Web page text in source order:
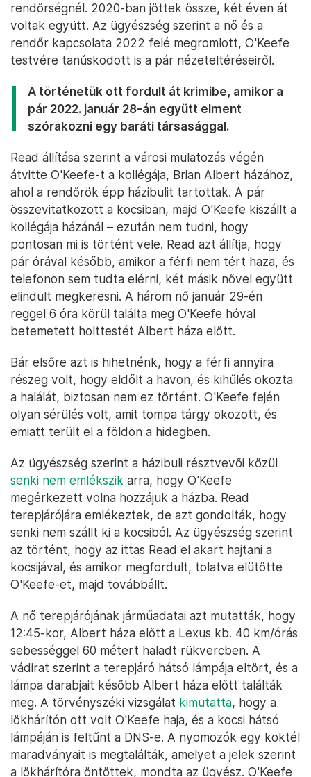
rendőrségnél. 2020-ban jöttek össze, két éven át
voltak együtt. Az ügyészség szerint a nő és a
rendőr kapcsolata 2022 felé megromlott, O'Keefe
testvére tanúskodott is a pár nézeteltéréseiről.
A történetük ott fordult át krimibe, amikor a
pár 2022. január 28-án együtt elment
szórakozni egy baráti társasággal.
Read állítása szerint a városi mulatozás végén
átvitte O'Keefe-t a kollégája, Brian Albert házához,
ahol a rendőrök épp házibulit tartottak. A pár
összevitatkozott a kocsiban, majd O'Keefe kiszállt a
kollégája házánál – ezután nem tudni, hogy
pontosan mi is történt vele. Read azt állítja, hogy
pár órával később, amikor a férfi nem tért haza, és
telefonon sem tudta elérni, két másik nővel együtt
elindult megkeresni. A három nő január 29-én
reggel 6 óra körül találta meg O'Keefe hóval
betemetett holttestét Albert háza előtt.
Bár elsőre azt is hihetnénk, hogy a férfi annyira
részeg volt, hogy eldőlt a havon, és kihűlés okozta
a halálát, biztosan nem ez történt. O'Keefe fején
olyan sérülés volt, amit tompa tárgy okozott, és
emiatt terült el a földön a hidegben.
Az ügyészség szerint a házibuli résztvevői közül
senki nem emlékszik arra, hogy O'Keefe
megérkezett volna hozzájuk a házba. Read
terepjárójára emlékeztek, de azt gondolták, hogy
senki nem szállt ki a kocsiból. Az ügyészség szerint
az történt, hogy az ittas Read el akart hajtani a
kocsijával, és amikor megfordult, tolatva elütötte
O'Keefe-et, majd továbbállt.
A nő terepjárójának járműadatai azt mutatták, hogy
12:45-kor, Albert háza előtt a Lexus kb. 40 km/órás
sebességgel 60 métert haladt rükvercben. A
vádirat szerint a terepjáró hátsó lámpája eltört, és a
lámpa darabjait később Albert háza előtt találták
meg. A törvényszéki vizsgálat kimutatta, hogy a
lökhárítón ott volt O'Keefe haja, és a kocsi hátsó
lámpáján is feltűnt a DNS-e. A nyomozók egy koktél
maradványait is megtalálták, amelyet a jelek szerint
a lökhárítóra öntöttek, mondta az ügyész. O'Keefe